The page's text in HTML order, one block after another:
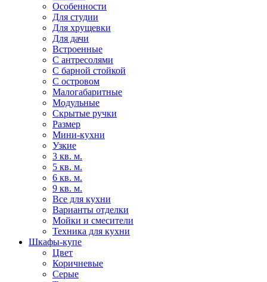
Особенности
Для студии
Для хрущевки
Для дачи
Встроенные
С антресолями
С барной стойкой
С островом
Малогабаритные
Модульные
Скрытые ручки
Размер
Мини-кухни
Узкие
3 кв. м.
5 кв. м.
6 кв. м.
9 кв. м.
Все для кухни
Варианты отделки
Мойки и смесители
Техника для кухни
Шкафы-купе
Цвет
Коричневые
Серые